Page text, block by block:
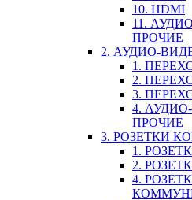
10. HDMI
11.
ПРОЧИЕ
2. АУДИО-
1.
2.
3.
4.
ПРОЧИЕ
3. РОЗЕТКИ
1.
2.
4.